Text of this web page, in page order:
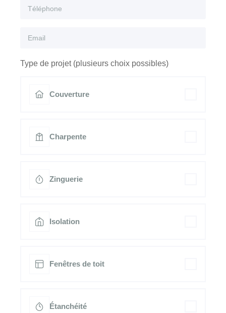
Type de projet (plusieurs choix possibles)
Couverture
Charpente
Zinguerie
Isolation
Fenêtres de toit
Étanchéité